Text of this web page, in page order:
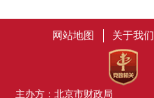
网站地图 关于我们
主办方：北京市财政局